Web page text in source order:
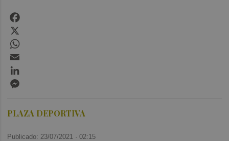
PLAZA DEPORTIVA
Publicado: 23/07/2021 ·02:15